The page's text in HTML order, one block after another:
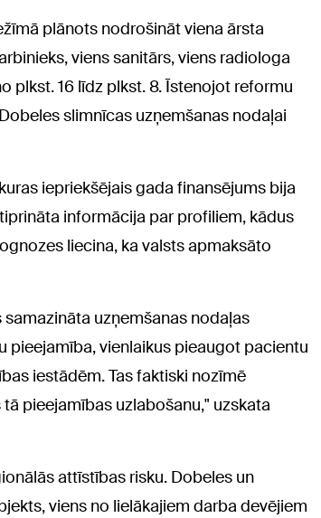
plānots nodrošināt viena ārsta
viens sanitārs, viens radiologa
plkst. 16 līdz plkst. 8. Īstenojot reformu
slimnīcas uzņemšanas nodaļai
iepriekšējais gada finansējums bija
informācija par profiliem, kādus
liecina, ka valsts apmaksāto
uzņemšanas nodaļas
pieejamība, vienlaikus pieaugot pacientu
iestādēm. Tas faktiski nozīmē
pieejamības uzlabošanu," uzskata
attīstības risku. Dobeles un
viens no lielākajiem darba devējiem